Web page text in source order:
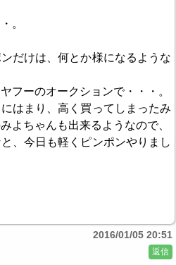
。
だけは、何とか様になるような
フーのオークションで・・・。
はまり、高く買ってしまったみ
よちゃんも出来るようなので、
、今日も軽くピンポンやりまし
2016/01/05 20:51
返信